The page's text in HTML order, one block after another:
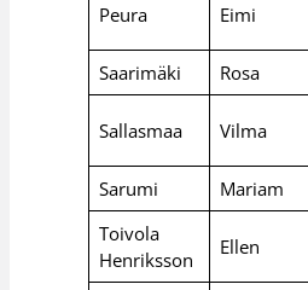
Peura Eimi
Saarimäki
Rosa
Sallasmaa Vilma
Sarumi
Mariam
Toivola
Henriksson
Ellen